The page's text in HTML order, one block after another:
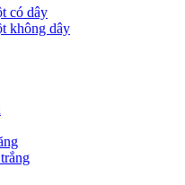
có dây
không dây